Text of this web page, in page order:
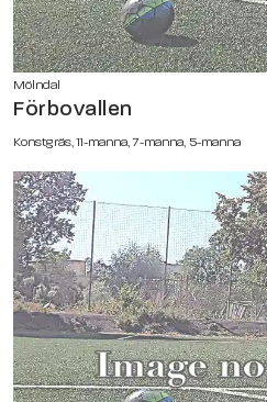
Mölndal
Förbovallen
Konstgräs, 11-manna, 7-manna, 5-manna